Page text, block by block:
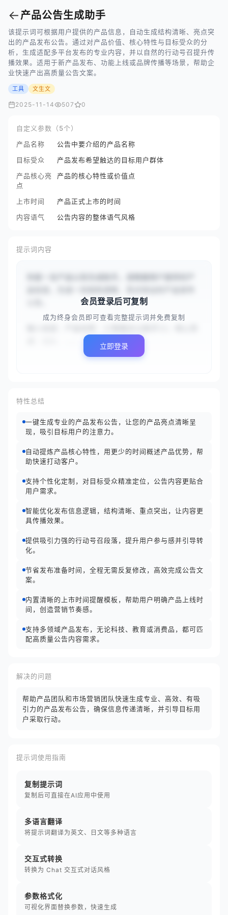
← 产品公告生成助手
该提示词可根据用户提供的产品信息，自动生成结构清晰、亮点突
出的产品发布公告。通过对产品价值、核心特性与目标受众的分
析，生成适配多平台发布的专业内容，并以自然的行动号召提升传
播效果。适用于新产品发布、功能上线或品牌传播等场景，帮助企
业快速产出高质量公告文案。
工具 文生文
2025-11-14 507 0
自定义参数（5个）
产品名称
公告中要介绍的产品名称
目标受众
产品发布希望触达的目标用户群体
产品核心亮
点
产品的核心特性或价值点
上市时间
产品正式上市的时间
内容语气
公告内容的整体语气风格
提示词内容
会员登录后可复制
成为终身会员即可查看完整提示词并免费复制
立即登录
特性总结
一键生成专业的产品发布公告，让您的产品亮点清晰呈
现，吸引目标用户的注意力。
自动提炼产品核心特性，用更少的时间概述产品优势，帮
助快速打动客户。
支持个性化定制，对目标受众精准定位，公告内容更贴合
用户需求。
智能优化发布信息逻辑，结构清晰、重点突出，让内容更
具传播效果。
提供吸引力强的行动号召段落，提升用户参与感并引导转
化。
节省发布准备时间，全程无需反复修改，高效完成公告文
案。
内置清晰的上市时间提醒模板，帮助用户明确产品上线时
间，创造营销节奏感。
支持多领域产品发布，无论科技、教育或消费品，都可匹
配高质量公告内容需求。
解决的问题
帮助产品团队和市场营销团队快速生成专业、高效、有吸
引力的产品发布公告，确保信息传递清晰，并引导目标用
户采取行动。
提示词使用指南
复制提示词
复制后可直接在AI应用中使用
多语言翻译
将提示词翻译为英文、日文等多种语言
交互式转换
转换为 Chat 交互式对话风格
参数格式化
可视化界面替换参数，快速生成